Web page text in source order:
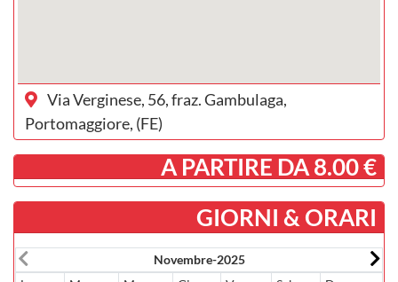
Via Verginese, 56, fraz. Gambulaga,
Portomaggiore, (FE)
­ A PARTIRE DA 8.00 €
GIORNI & ORARI
Novembre-2025